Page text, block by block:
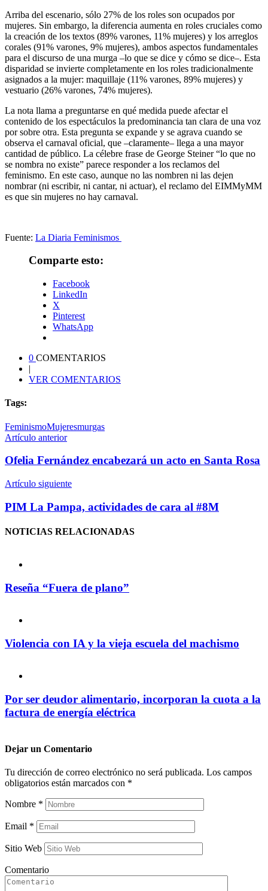
Arriba del escenario, sólo 27% de los roles son ocupados por
mujeres. Sin embargo, la diferencia aumenta en roles cruciales como
la creación de los textos (89% varones, 11% mujeres) y los arreglos
corales (91% varones, 9% mujeres), ambos aspectos fundamentales
para el discurso de una murga –lo que se dice y cómo se dice–. Esta
disparidad se invierte completamente en los roles tradicionalmente
asignados a la mujer: maquillaje (11% varones, 89% mujeres) y
vestuario (26% varones, 74% mujeres).
La nota llama a preguntarse en qué medida puede afectar el
contenido de los espectáculos la predominancia tan clara de una voz
por sobre otra. Esta pregunta se expande y se agrava cuando se
observa el carnaval oficial, que –claramente– llega a una mayor
cantidad de público. La célebre frase de George Steiner “lo que no
se nombra no existe” parece responder a los reclamos del
feminismo. En este caso, aunque no las nombren ni las dejen
nombrar (ni escribir, ni cantar, ni actuar), el reclamo del EIMMyMM
es que sin mujeres no hay carnaval.
Fuente: La Diaria Feminismos
Comparte esto:
Facebook
LinkedIn
X
Pinterest
WhatsApp
0 COMENTARIOS
|
VER COMENTARIOS
Tags:
FeminismoMujeresmurgas
Artículo anterior
Ofelia Fernández encabezará un acto en Santa Rosa
Artículo siguiente
PIM La Pampa, actividades de cara al #8M
NOTICIAS RELACIONADAS
Reseña “Fuera de plano”
Violencia con IA y la vieja escuela del machismo
Por ser deudor alimentario, incorporan la cuota a la
factura de energía eléctrica
Dejar un Comentario
Tu dirección de correo electrónico no será publicada. Los campos
obligatorios están marcados con *
Nombre *
Email *
Sitio Web
Comentario